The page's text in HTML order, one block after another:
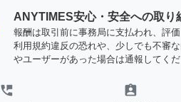
ANYTIMES安心・安全への取り
報酬は取引前に事務局に支払われ、評
利用規約違反の恐れや、少しでも不審
やユーザーがあった場合は通報してくだ
perm_phone_msg assignment_ind